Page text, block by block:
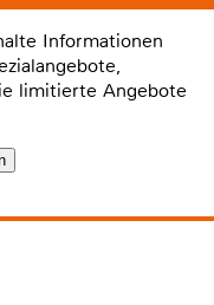
Informationen
limitierte Angebote